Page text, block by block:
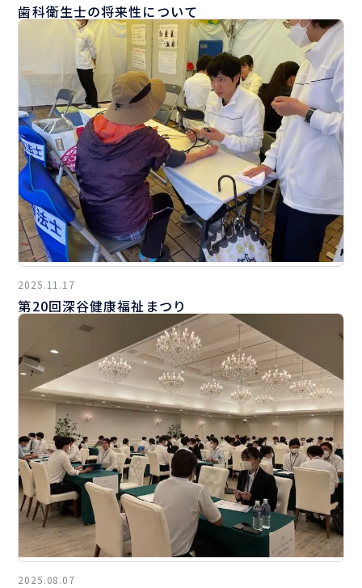
歯科衛生士の将来性について
2025.11.17
第20回深谷健康福祉まつり
2025.08.07